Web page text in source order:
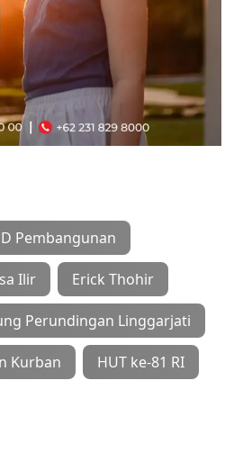
Pembangunan
Ilir Erick Thohir
Perundingan Linggarjati
Kurban HUT ke-81 RI